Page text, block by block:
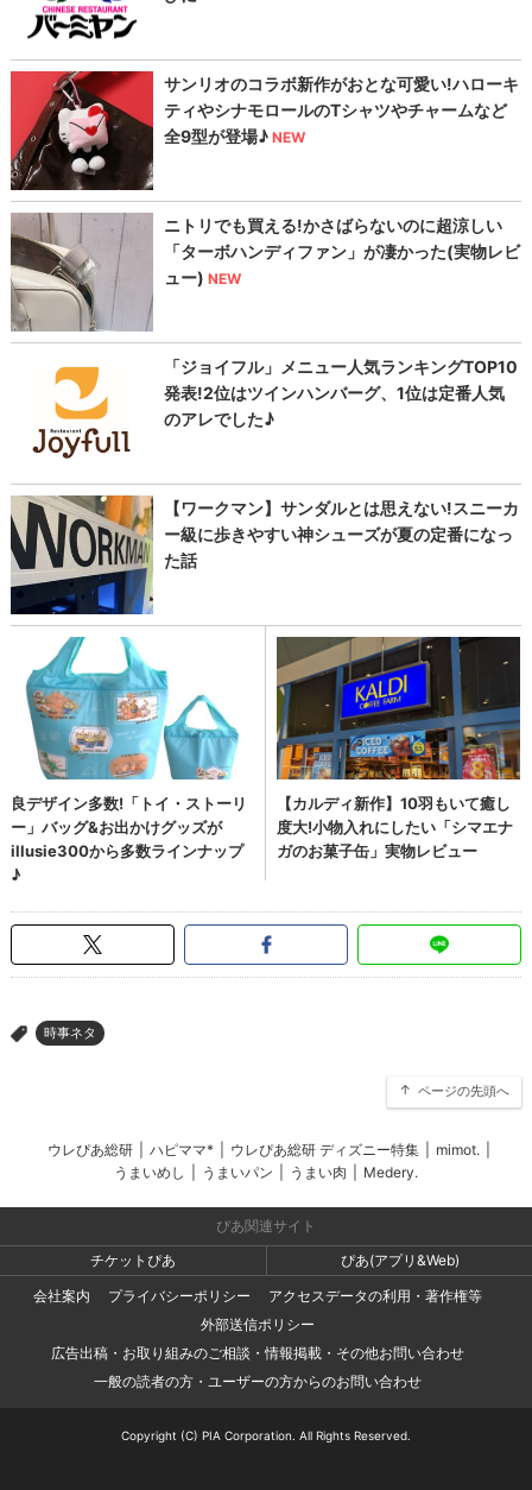
> 時事ネタ
ページの先頭へ
ウレぴあ総研 ハピママ* ウレぴあ総研 ディズニー特集 mimot.
うまいめし
うまいパン うまい肉 Medery.
ぴあ関連サイト
チケットぴあ
ぴあ(アプリ&Web)
会社案内
プライバシーポリシー
アクセスデータの利用・著作権等
外部送信ポリシー
広告出稿・お取り組みのご相談・情報掲載・その他お問い合わせ
一般の読者の方・ユーザーの方からのお問い合わせ
Copyright (C) PIA Corporation. All Rights Reserved.